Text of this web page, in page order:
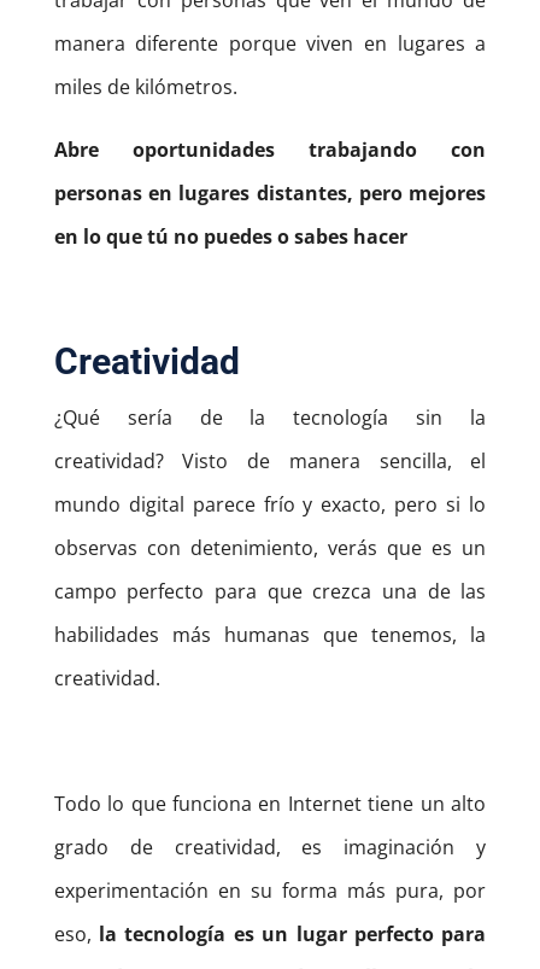
manera diferente porque viven en lugares a
miles de kilómetros.
Abre oportunidades trabajando con
personas en lugares distantes, pero mejores
en lo que tú no puedes o sabes hacer
Creatividad
¿Qué sería de la tecnología sin la
creatividad?
Visto de manera sencilla, el
mundo digital parece frío y exacto, pero si lo
observas con detenimiento, verás que es un
campo perfecto para que crezca una de las
habilidades más humanas que tenemos, la
creatividad.
Todo lo que funciona en Internet tiene un alto
grado de creatividad, es imaginación y
experimentación en su forma más pura, por
eso, la tecnología es un lugar perfecto para